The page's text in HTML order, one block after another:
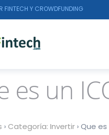
FINTECH Y CROWDFUNDING
es un
› Categoría: Invertir ›Que es